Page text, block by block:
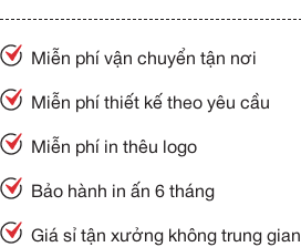
Miễn phí vận chuyển tận nơi
Miễn phí thiết kế theo yêu cầu
Miễn phí in thêu logo
Bảo hành in ấn 6 tháng
Giá sỉ tận xưởng không trung gian